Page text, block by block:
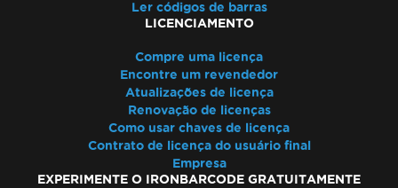
Ler códigos de barras
LICENCIAMENTO
Compre uma licença
Encontre um revendedor
Atualizações de licença
Renovação de licenças
Como usar chaves de licença
Contrato de licença do usuário final
Empresa
EXPERIMENTE O IRONBARCODE GRATUITAMENTE